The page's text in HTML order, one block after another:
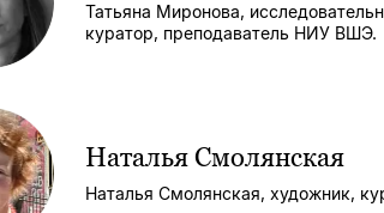
Татьяна Миронова,
куратор, преподаватель НИУ ВШЭ.
Наталья Смолянская
Наталья Смолянская, художник,